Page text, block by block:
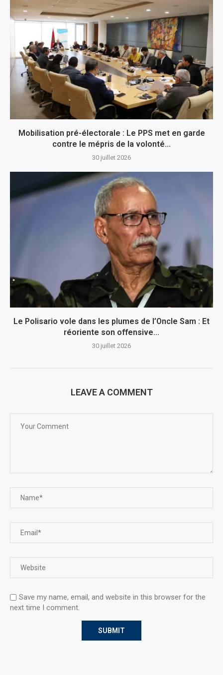
Mobilisation pré-électorale : Le PPS met en garde
contre le mépris de la volonté...
30 juillet 2026
Le Polisario vole dans les plumes de l’Oncle Sam : Et
réoriente son offensive...
30 juillet 2026
LEAVE A COMMENT
Save my name, email, and website in this browser for the
next time I comment.